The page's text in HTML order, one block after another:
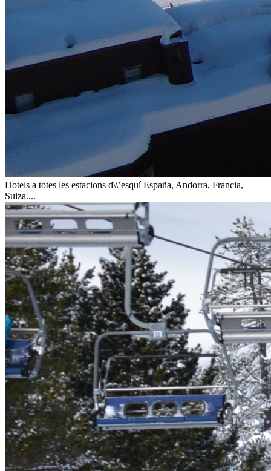
Hotels a totes les estacions d\\’esquí España, Andorra, Francia,
Suiza....